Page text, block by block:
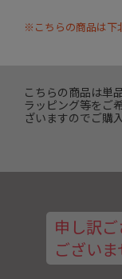
※こちらの商品は下
こちらの商品は単
ラッピング等をご
ざいますのでご購
申し訳
ございま